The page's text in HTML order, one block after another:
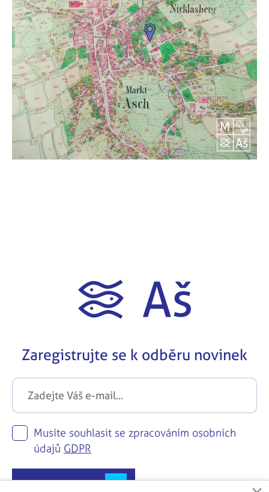
Zaregistrujte se k odběru novinek
Musíte souhlasit se zpracováním osobních
údajů GDPR
Zaregistrovat se